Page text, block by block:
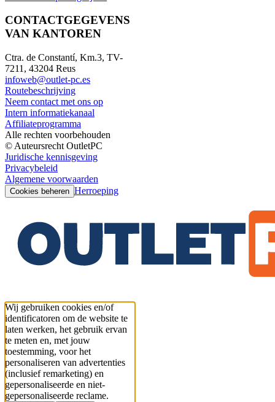
CONTACTGEGEVENS
VAN KANTOREN
Ctra. de Constantí, Km.3, TV-
7211, 43204 Reus
infoweb@outlet-pc.es
Routebeschrijving
Neem contact met ons op
Intern informatiekanaal
Affiliateprogramma
Alle rechten voorbehouden
© Auteursrecht OutletPC
Juridische kennisgeving
Privacybeleid
Algemene voorwaarden
Cookies beheren Herroeping
Wij gebruiken cookies en/of
identificatoren om de website te
laten werken, het gebruik ervan
te meten en, met jouw
toestemming, voor het
personaliseren van advertenties
(inclusief remarketing) en
gepersonaliseerde en niet-
gepersonaliseerde reclame.